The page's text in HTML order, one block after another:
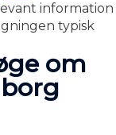
information
typisk
om